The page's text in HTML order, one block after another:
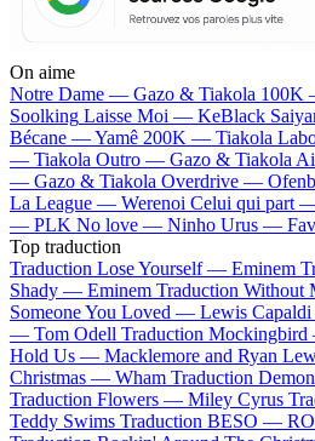
On aime
Notre Dame — Gazo & Tiakola 100K
Soolking Laisse Moi — KeBlack
Bécane —Yamê 200K — Tiakola
— Tiakola Outro — Gazo & Tiakola
— Gazo & Tiakola Overdrive —
La League — Werenoi Celui qui part
— PLK No love — Ninho Urus —
Top traduction
Traduction Lose Yourself — Eminem
Shady — Eminem Traduction
Someone You Loved — Lewis Capaldi
— Tom Odell Traduction
Hold Us — Macklemore and Ryan
Christmas — Wham Traduction
Traduction Flowers — Miley Cyrus
Teddy Swims Traduction BESO —